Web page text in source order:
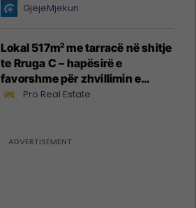
GjejeMjekun
Lokal 517m² me tarracë në shitje
te Rruga C – hapësirë e
favorshme për zhvillimin e
biznesit #15796
Pro Real Estate